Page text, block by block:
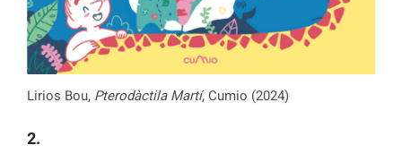
Lirios Bou, Pterodàctila Martí, Cumio (2024)
2.